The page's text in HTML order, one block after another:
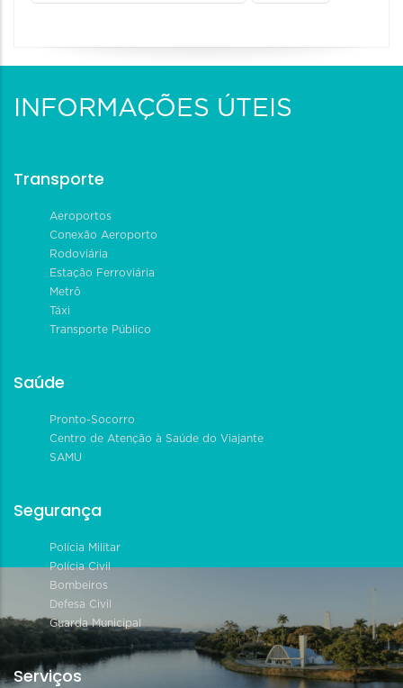
INFORMAÇÕES ÚTEIS
Transporte
Aeroportos
Conexão Aeroporto
Rodoviária
Estação Ferroviária
Metrô
Táxi
Transporte Público
Saúde
Pronto-Socorro
Centro de Atenção à Saúde do Viajante
SAMU
Segurança
Polícia Militar
Polícia Civil
Bombeiros
Defesa Civil
Guarda Municipal
Serviços